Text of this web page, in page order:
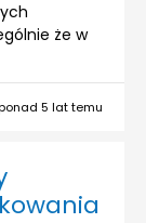
że w
5 lat temu